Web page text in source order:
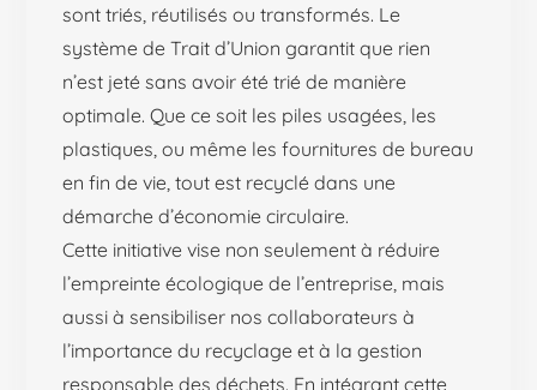
sont triés, réutilisés ou transformés. Le
système de Trait d’Union garantit que rien
n’est jeté sans avoir été trié de manière
optimale. Que ce soit les piles usagées, les
plastiques, ou même les fournitures de bureau
en fin de vie, tout est recyclé dans une
démarche d’économie circulaire.
Cette initiative vise non seulement à réduire
l’empreinte écologique de l’entreprise, mais
aussi à sensibiliser nos collaborateurs à
l’importance du recyclage et à la gestion
responsable des déchets. En intégrant cette